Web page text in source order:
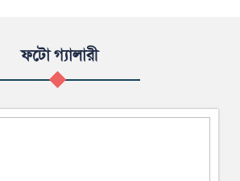
ফটো গ্যালারী